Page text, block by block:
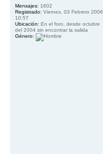
Mensajes: 1602
Registrado: Viernes, 03 Febrero 2006,
10:57
Ubicación: En el foro, desde octubre
del 2004 sin encontrar la salida
Género: